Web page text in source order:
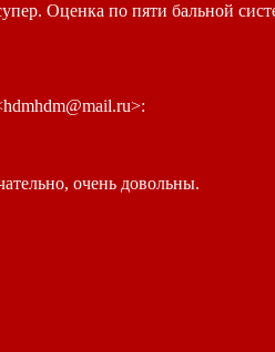
Оценка по пяти бальной
очень довольны.